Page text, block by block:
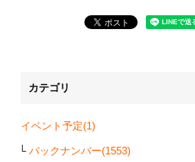
カテゴリ
イベント予定(1)
バックナンバー(1553)